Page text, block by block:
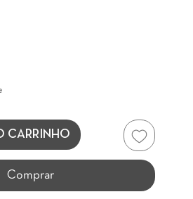
CARRINHO
Comprar